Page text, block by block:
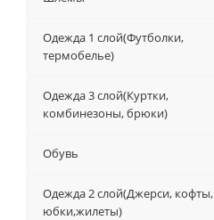
Одежда 1 слой(Футболки,
термобелье)
Одежда 3 слой(Куртки,
комбинезоны, брюки)
Обувь
Одежда 2 слой(Джерси, кофты,
юбки,жилеты)